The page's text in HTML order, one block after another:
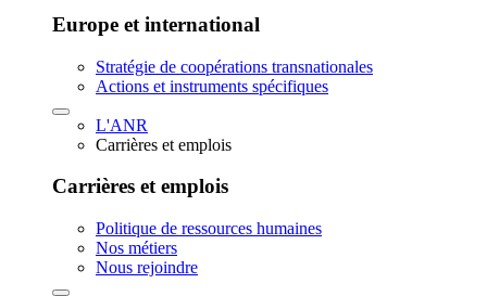
Europe et international
Stratégie de coopérations transnationales
Actions et instruments spécifiques
L'ANR
Carrières et emplois
Carrières et emplois
Politique de ressources humaines
Nos métiers
Nous rejoindre